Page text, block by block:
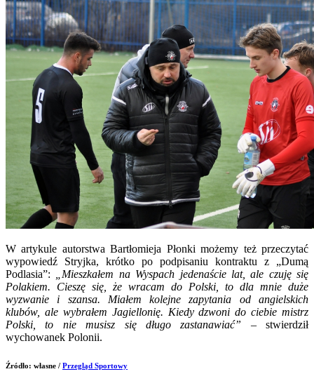
W artykule autorstwa Bartłomieja Płonki możemy też przeczytać
wypowiedź Stryjka, krótko po podpisaniu kontraktu z „Dumą
Podlasia”:
„Mieszkałem na Wyspach jedenaście lat, ale czuję się
Polakiem. Cieszę się, że wracam do Polski, to dla mnie duże
wyzwanie i szansa. Miałem kolejne zapytania od angielskich
klubów, ale wybrałem Jagiellonię. Kiedy dzwoni do ciebie mistrz
Polski, to nie musisz się długo zastanawiać” – stwierdził
wychowanek Polonii.
Źródło: własne / Przegląd Sportowy